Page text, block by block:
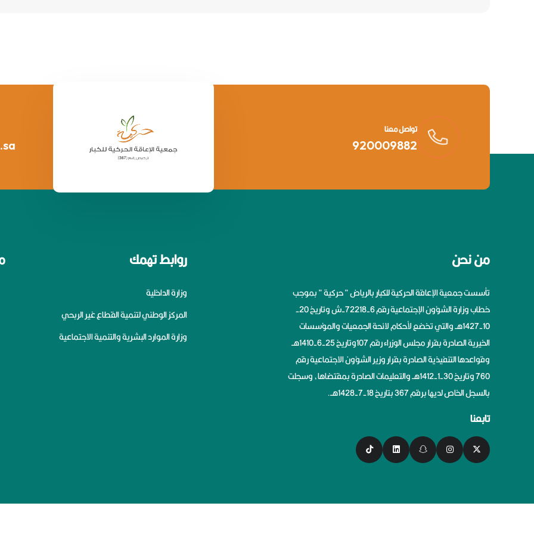
تواصل معنا
920009882
من نحن
تأسست جمعية الإعاقة الحركية للكبار بالرياض ” حركية ” بموجب
خطاب وزارة الشؤون الإجتماعية رقم 6-72218-ش وتاريخ 20-
10-1427هــ والتي تخضع لأحكام لائحة الجمعيات والمؤسسات
الخيرية الصادرة بقرار مجلس الوزراء رقم 107وتاريخ 25-6-1410هــ
وقواعدها التنفيذية الصادرة بقرار وزير الشؤون الاجتماعية رقم
760 وتاريخ 30-1-1412هــ والتعليمات الصادرة بمقتضاها، وسجلت
بالسجل الخاص لديها برقم 367 بتاريخ 18-7-1428هــ.
تابعنا
روابط تهمك
وزارة الداخلية
المركز الوطني لتنمية القطاع غير الربحي
وزارة الموارد البشرية والتنمية الاجتماعية